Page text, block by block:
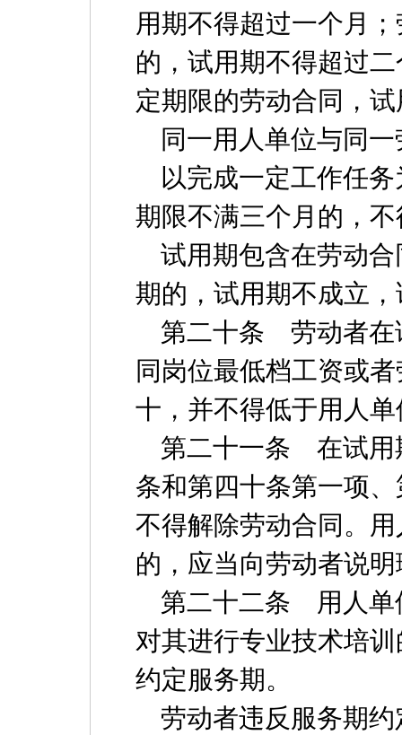
用期不得超过一个月
的，试用期不得超过
定期限的劳动合同，
同一用人单位与同一
以完成一定工作任务
期限不满三个月的，
试用期包含在劳动合
期的，试用期不成立
第二十条 劳动者在
同岗位最低档工资或
十，并不得低于用人
第二十一条 在试用
条和第四十条第一项
不得解除劳动合同。
的，应当向劳动者说
第二十二条 用人单
对其进行专业技术培
约定服务期。
劳动者违反服务期约